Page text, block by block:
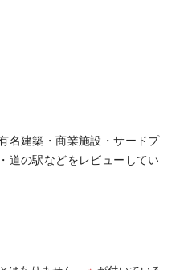
名建築・商業施設・サードプ
道の駅などをレビューしてい